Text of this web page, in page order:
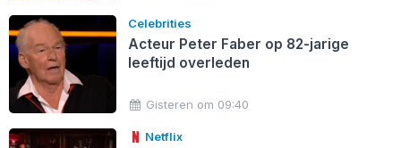
Celebrities
Acteur Peter Faber op 82-jarige
leeftijd overleden
Gisteren om 09:40
Netflix